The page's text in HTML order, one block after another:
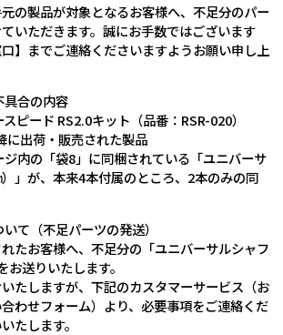
の製品が対象となるお客様へ、不足分のパー
いただきます。誠にお手数ではございます
】までご連絡くださいますようお願い申し上
合の内容
ピード RS2.0キット（品番：RSR-020）
出荷・販売された製品
内の「袋8」に同梱されている「ユニバーサ
」が、本来4本付属のところ、2本のみの同
て（不足パーツの発送）
たお客様へ、不足分の「ユニバーサルシャフ
お送りいたします。
たしますが、下記のカスタマーサービス（お
わせフォーム）より、必要事項をご連絡くだ
たします。